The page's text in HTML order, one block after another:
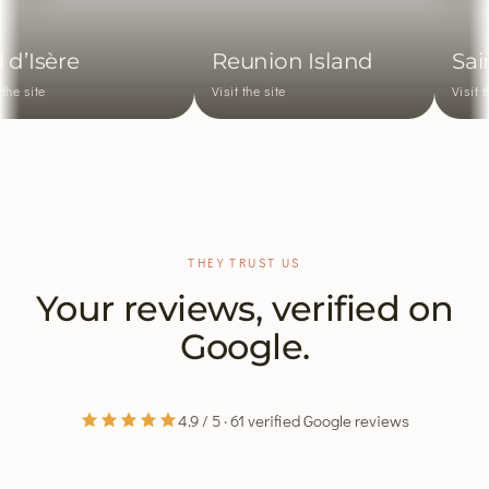
Reunion Island
Visit the site Visit the
THEY TRUST US
Your reviews, verified on
Google.
4.9 / 5 · 61 verified Google reviews